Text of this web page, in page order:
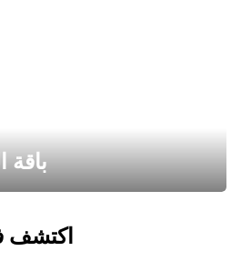
باقة
اكتشف